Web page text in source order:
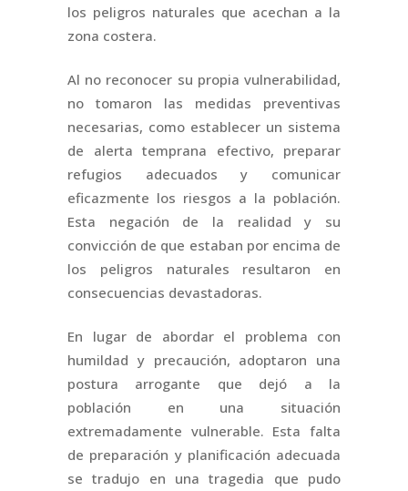
los peligros naturales que acechan a la
zona costera.
Al no reconocer su propia vulnerabilidad,
no tomaron las medidas preventivas
necesarias, como establecer un sistema
de alerta temprana efectivo, preparar
refugios adecuados y comunicar
eficazmente los riesgos a la población.
Esta negación de la realidad y su
convicción de que estaban por encima de
los peligros naturales resultaron en
consecuencias devastadoras.
En lugar de abordar el problema con
humildad y precaución, adoptaron una
postura arrogante que dejó a la
población en una situación
extremadamente vulnerable. Esta falta
de preparación y planificación adecuada
se tradujo en una tragedia que pudo